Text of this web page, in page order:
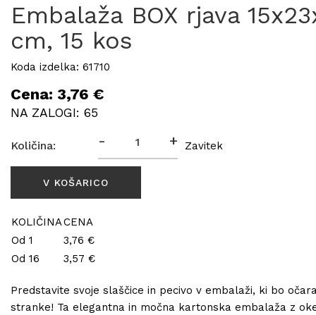
Embalaža BOX rjava
cm, 15 kos
Koda izdelka: 61710
Cena: 3,76 €
NA ZALOGI: 65
Količina: - + Zavitek
KOLIČINACENA
Od 1
3,76 €
Od 16
3,57 €
Predstavite svoje slaščice in pecivo v embalaži, ki bo
stranke! Ta elegantna in močna kartonska embalaža z